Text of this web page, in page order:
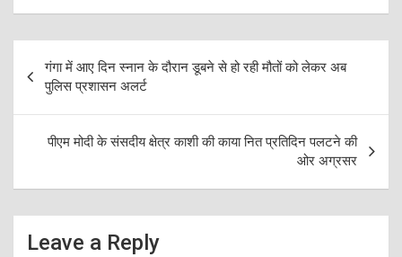
Post
navigation
गंगा में आए दिन स्नान के दौरान डूबने से हो रही मौतों को लेकर अब
पुलिस प्रशासन अलर्ट
पीएम मोदी के संसदीय क्षेत्र काशी की काया नित प्रतिदिन पलटने की
ओर अग्रसर
Leave a Reply